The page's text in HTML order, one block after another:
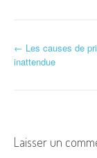
Navigation
← Les causes de
inattendue
Laisser un